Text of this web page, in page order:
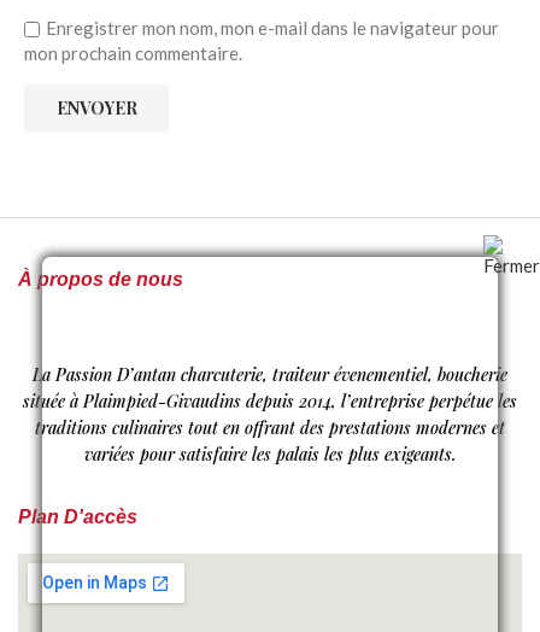
Enregistrer mon nom, mon e-mail dans le navigateur pour
mon prochain commentaire.
À propos de nous
La Passion D’antan charcuterie, traiteur évenementiel, boucherie
située à Plaimpied-Givaudins depuis 2014, l’entreprise perpétue les
traditions culinaires tout en offrant des prestations modernes et
variées pour satisfaire les palais les plus exigeants.
Plan D'accès